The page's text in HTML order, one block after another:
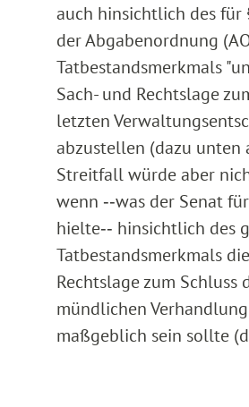
auch hinsichtlich des für
der Abgabenordnung
Tatbestandsmerkmals
Sach- und Rechtslage
letzten
abzustellen (dazu unten
Streitfall würde aber
wenn ‑‑was der Senat
hielte‑‑ hinsichtlich des
Tatbestandsmerkmals
Rechtslage zum Schluss
mündlichen
maßgeblich sein sollte